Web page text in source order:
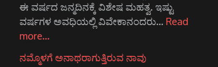
ಈ ವರ್ಷದ ಜನ್ಮದಿನಕ್ಕೆ ವಿಶೇಷ ಮಹತ್ವ. ಇಷ್ಟು
ವರ್ಷಗಳ ಅವಧಿಯಲ್ಲಿ ವಿವೇಕಾನಂದರು… Read
more…
ನಮ್ಮೊಳಗೆ ಅನಾಥರಾಗುತ್ತಿರುವ ನಾವು